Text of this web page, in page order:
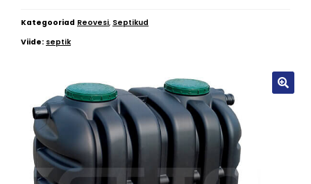
Kategooriad Reovesi, Septikud
Viide: septik